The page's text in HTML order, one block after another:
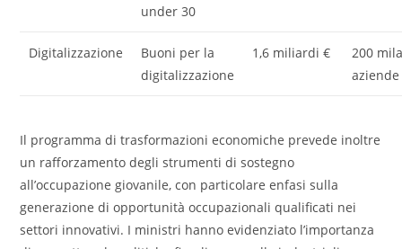
under 30
Digitalizzazione
Buoni per la
digitalizzazione
1,6 miliardi €
200
aziende
Il programma di trasformazioni economiche prevede inoltre
un rafforzamento degli strumenti di sostegno
all’occupazione giovanile, con particolare enfasi sulla
generazione di opportunità occupazionali qualificati nei
settori innovativi. I ministri hanno evidenziato l’importanza